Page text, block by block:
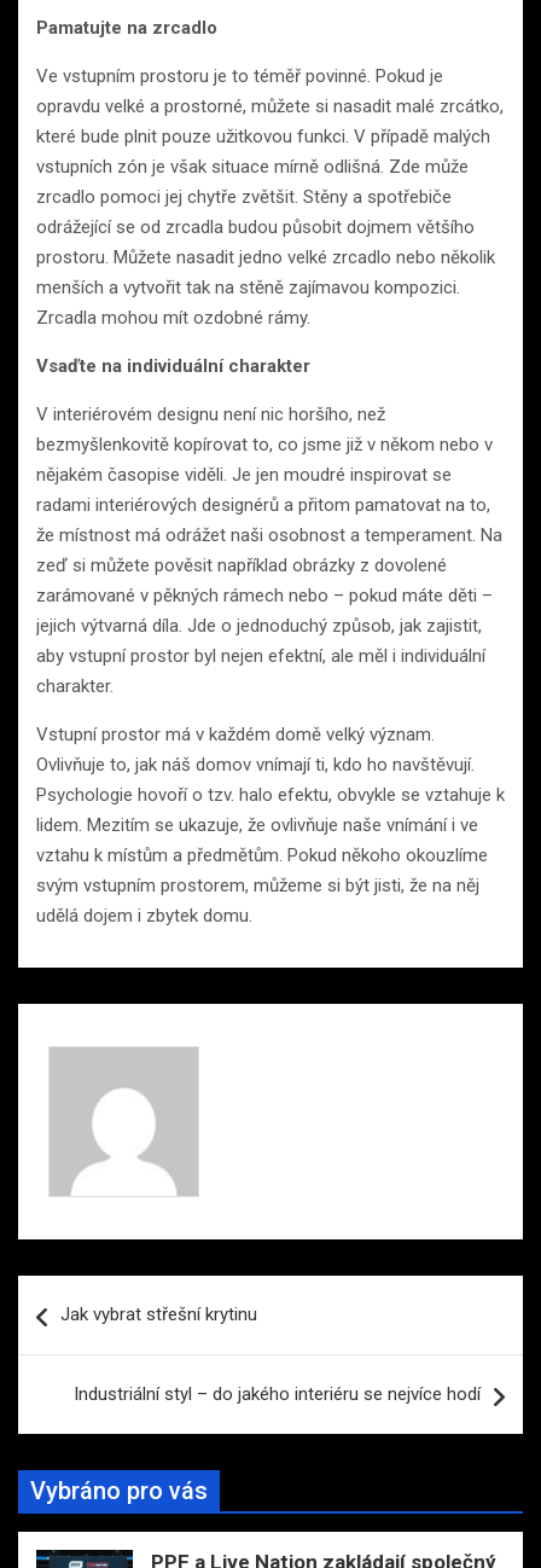
Pamatujte na zrcadlo
Ve vstupním prostoru je to téměř povinné. Pokud je
opravdu velké a prostorné, můžete si nasadit malé zrcátko,
které bude plnit pouze užitkovou funkci. V případě malých
vstupních zón je však situace mírně odlišná. Zde může
zrcadlo pomoci jej chytře zvětšit. Stěny a spotřebiče
odrážející se od zrcadla budou působit dojmem většího
prostoru. Můžete nasadit jedno velké zrcadlo nebo několik
menších a vytvořit tak na stěně zajímavou kompozici.
Zrcadla mohou mít ozdobné rámy.
Vsaďte na individuální charakter
V interiérovém designu není nic horšího, než
bezmyšlenkovitě kopírovat to, co jsme již v někom nebo v
nějakém časopise viděli. Je jen moudré inspirovat se
radami interiérových designérů a přitom pamatovat na to,
že místnost má odrážet naši osobnost a temperament. Na
zeď si můžete pověsit například obrázky z dovolené
zarámované v pěkných rámech nebo – pokud máte děti –
jejich výtvarná díla. Jde o jednoduchý způsob, jak zajistit,
aby vstupní prostor byl nejen efektní, ale měl i individuální
charakter.
Vstupní prostor má v každém domě velký význam.
Ovlivňuje to, jak náš domov vnímají ti, kdo ho navštěvují.
Psychologie hovoří o tzv. halo efektu, obvykle se vztahuje k
lidem. Mezitím se ukazuje, že ovlivňuje naše vnímání i ve
vztahu k místům a předmětům. Pokud někoho okouzlíme
svým vstupním prostorem, můžeme si být jisti, že na něj
udělá dojem i zbytek domu.
proJak vybrat střešní krytinu
Industriální styl – do jakého interiéru se nejvíce hodí
Vybráno pro vás
PPF a Live Nation zakládají společný